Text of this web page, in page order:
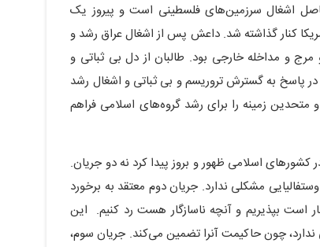
اشغال سرزمین‌های فلسطینی است و پیروز یک
کنار گذاشته شد. داعش پس از اشغال عراق رشد و
مرج و مداخله خارجی بود. طالبان از دل بی ثباتی و
در پاسخ به گسترش تروریسم و بی ثباتی و اشغال رشد
زمینه را برای رشد گروه‌های اسلامی فراهم
کشورهای اسلامی ظهور و بروز پیدا کرد نه دو جریان.
مشکلی ندارد. جریان دوم معتقد به برخورد
است بپذیریم و آنچه ناسازگار هست رد کنیم. این
ندارد، چون حاکیمت آنرا تضمین می‌کند. جریان سوم،